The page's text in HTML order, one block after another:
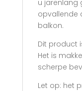
u jarenlang
opvallende
balkon.
Dit product
Het is
scherpe
Let op: het